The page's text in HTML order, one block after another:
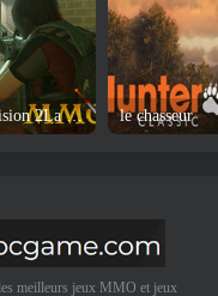
Tom Clancy's The Division 2La Division 2 Revue et téléchargement du jeu le chasseur
meilleurs jeux MMO et jeux